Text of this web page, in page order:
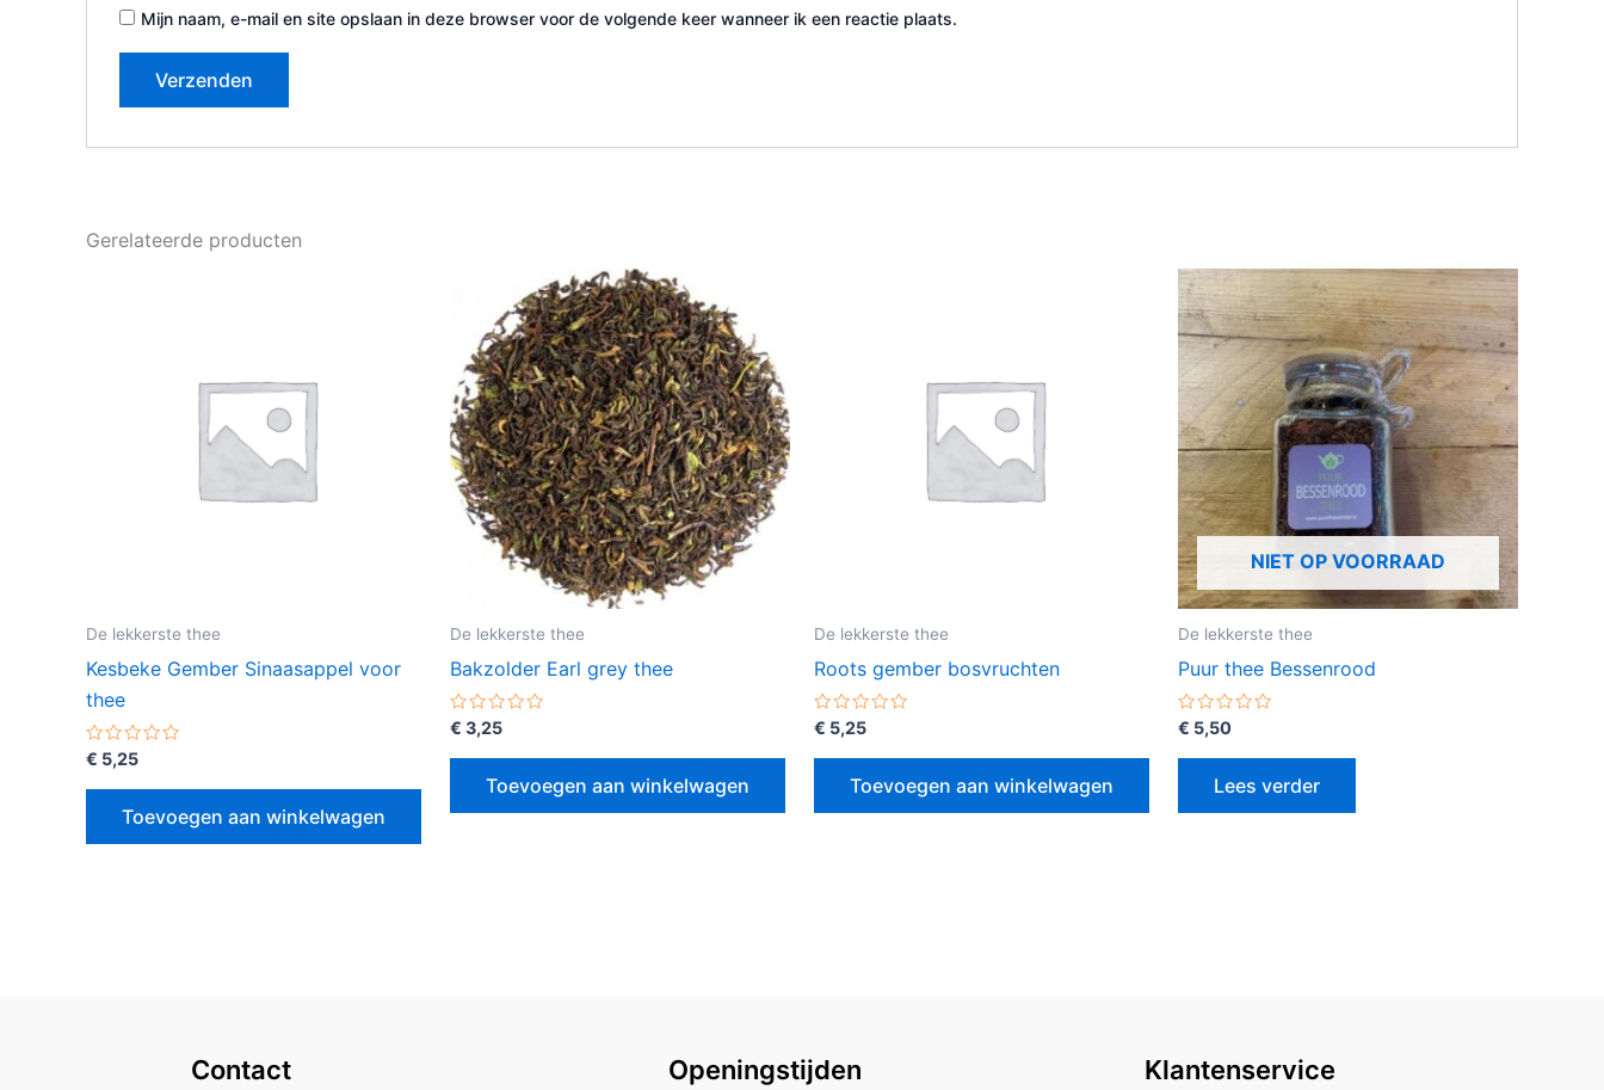
Mijn naam, e-mail en site opslaan in deze browser voor de volgende keer wanneer ik een reactie plaats.
Gerelateerde producten
De lekkerste thee
Kesbeke Gember Sinaasappel voor
thee
Gewaardeerd
uit
€ 5,25
Toevoegen aan winkelwagen
De lekkerste thee
Bakzolder Earl grey thee
Gewaardeerd
uit
€ 3,25
Toevoegen aan winkelwagen
De lekkerste thee
Roots gember bosvruchten
Gewaardeerd
uit
€ 5,25
Toevoegen aan winkelwagen
NIET OP VOORRAAD
De lekkerste thee
Puur thee Bessenrood
Gewaardeerd
uit
€ 5,50
Lees verder
Contact Openingstijden Klantenservice